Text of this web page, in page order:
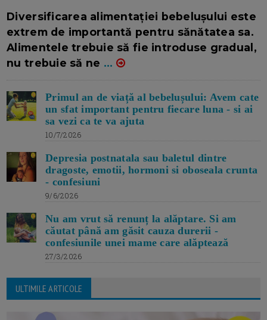
Diversificarea alimentației bebelușului este
extrem de importantă pentru sănătatea sa.
Alimentele trebuie să fie introduse gradual,
nu trebuie să ne ...
Primul an de viață al bebelușului: Avem cate
un sfat important pentru fiecare luna - si ai
sa vezi ca te va ajuta
10/7/2026
Depresia postnatala sau baletul dintre
dragoste, emotii, hormoni si oboseala crunta
- confesiuni
9/6/2026
Nu am vrut să renunț la alăptare. Si am
căutat până am găsit cauza durerii -
confesiunile unei mame care alăptează
27/3/2026
ULTIMILE ARTICOLE